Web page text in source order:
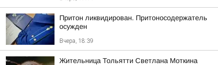
Притон ликвидирован. Притоносодержатель
осужден
Вчера, 18:39
Жительница Тольятти Светлана Моткина